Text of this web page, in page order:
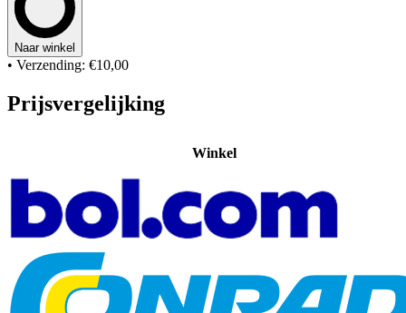
Naar winkel
• Verzending: €10,00
Prijsvergelijking
Winkel